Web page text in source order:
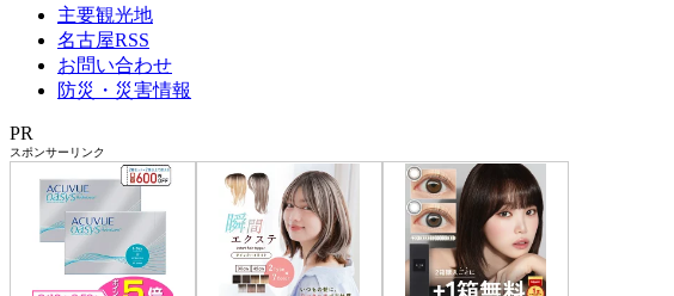
主要観光地
名古屋RSS
お問い合わせ
防災・災害情報
PR
スポンサーリンク